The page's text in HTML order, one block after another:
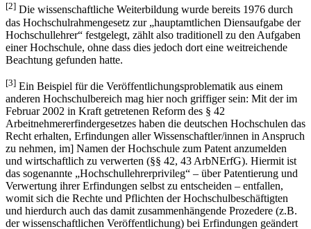
[2] Die wissenschaftliche Weiterbildung wurde bereits 1976 durch
das Hochschulrahmengesetz zur „hauptamtlichen Diensaufgabe der
Hochschullehrer“ festgelegt, zählt also traditionell zu den Aufgaben
einer Hochschule, ohne dass dies jedoch dort eine weitreichende
Beachtung gefunden hatte.
[3] Ein Beispiel für die Veröffentlichungsproblematik aus einem
anderen Hochschulbereich mag hier noch griffiger sein: Mit der im
Februar 2002 in Kraft getretenen Reform des § 42
Arbeitnehmererfindergesetzes haben die deutschen Hochschulen das
Recht erhalten, Erfindungen aller Wissenschaftler/innen in Anspruch
zu nehmen, im] Namen der Hochschule zum Patent anzumelden
und wirtschaftlich zu verwerten (§§ 42, 43 ArbNErfG). Hiermit ist
das sogenannte „Hochschullehrerprivileg“ – über Patentierung und
Verwertung ihrer Erfindungen selbst zu entscheiden – entfallen,
womit sich die Rechte und Pflichten der Hochschulbeschäftigten
und hierdurch auch das damit zusammenhängende Prozedere (z.B.
der wissenschaftlichen Veröffentlichung) bei Erfindungen geändert